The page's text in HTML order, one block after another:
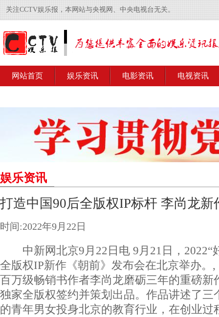
关注CCTV娱乐报，本网站与央视网、中央电视台无关。
网站首页 娱乐资讯 电影资讯 电视资讯
娱乐资讯
打造中国90后全版权IP标杆 李尚龙新
时间:2022年9月22日
中新网北京9月22日电 9月21日，2022“
全版权IP新作《朝前》发布会在北京举
百万级畅销书作者李尚龙磨砺三年的重磅新
独家全版权签约并策划出品。作品讲述了三
的青年男女投身北京的教育行业，在创业过